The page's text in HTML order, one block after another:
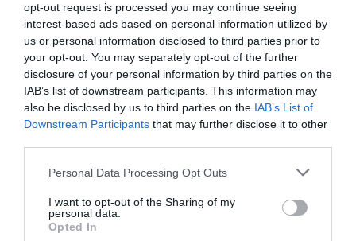
opt-out request is processed you may continue seeing
interest-based ads based on personal information utilized by
us or personal information disclosed to third parties prior to
your opt-out. You may separately opt-out of the further
disclosure of your personal information by third parties on the
IAB’s list of downstream participants. This information may
also be disclosed by us to third parties on the IAB’s List of
Downstream Participants that may further disclose it to other
Personal Data Processing Opt Outs
I want to opt-out of the Sharing of my
personal data.
Opted In